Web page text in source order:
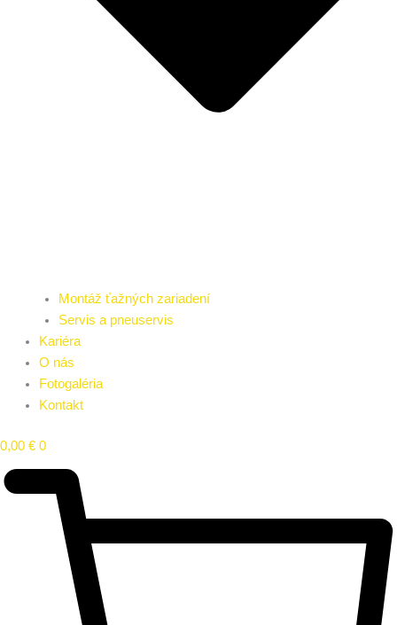
Montáž ťažných zariadení
Servis a pneuservis
Kariéra
O nás
Fotogaléria
Kontakt
0,00 € 0